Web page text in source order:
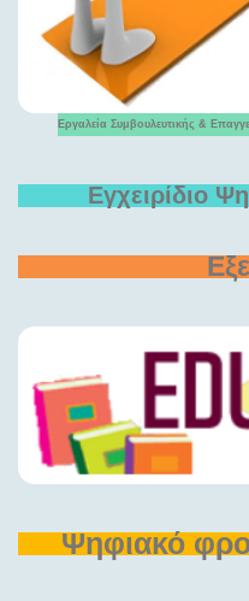
Εργαλεία Συμβουλευτικής &
Εγχειρίδιο
Ψηφιακό